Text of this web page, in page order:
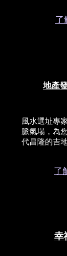
了
地產
風水選址專
脈氣場，為
代昌隆的吉
了
幸